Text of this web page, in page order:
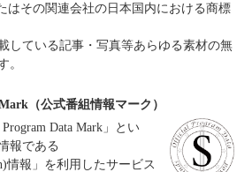
はその関連会社の日本国内における商標
している記事・写真等あらゆる素材の無
。
（公式番組情報マーク）
Data Mark」とい
報である
情報」を利用したサービス